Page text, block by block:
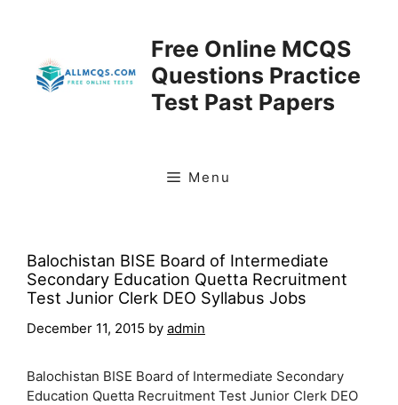
Free Online MCQS
Questions Practice
Test Past Papers
Menu
Balochistan BISE Board of Intermediate
Secondary Education Quetta Recruitment
Test Junior Clerk DEO Syllabus Jobs
December 11, 2015 by admin
Balochistan BISE Board of Intermediate Secondary
Education Quetta Recruitment Test Junior Clerk DEO